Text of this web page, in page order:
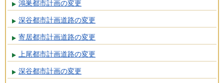
鴻巣都市計画の変更
深谷都市計画道路の変更
寄居都市計画道路の変更
上尾都市計画道路の変更
深谷都市計画の変更